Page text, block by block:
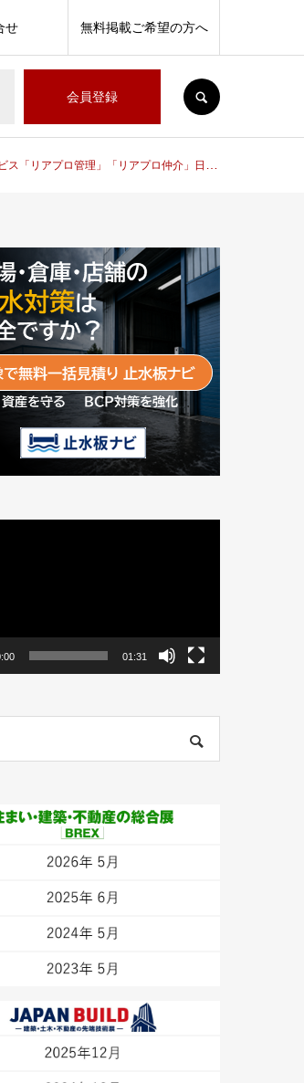
会員登録
せ 無料掲載ご希望の方へ
」「リアプロ仲介」日本情報クリエイト株式会社
01:31